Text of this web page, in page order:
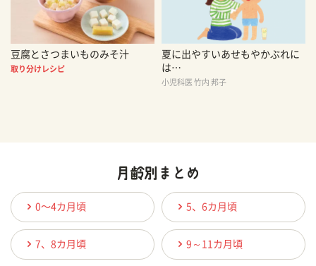
豆腐とさつまいものみそ汁
取り分けレシピ
夏に出やすいあせもやかぶれに
は…
小児科医 竹内 邦子
0〜4カ月頃 5、6カ月頃
7、8カ月頃 9～11カ月頃